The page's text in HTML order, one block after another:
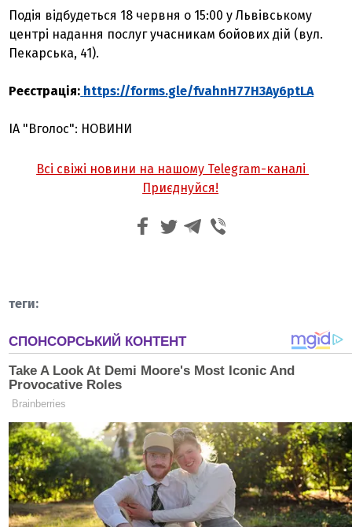
Подія відбудеться 18 червня о 15:00 у Львівському
центрі надання послуг учасникам бойових дій (вул.
Пекарська, 41).
Реєстрація: https://forms.gle/fvahnH77H3Ay6ptLA
ІА "Вголос": НОВИНИ
Всі свіжі новини на нашому Telegram-каналі
Приєднуйся!